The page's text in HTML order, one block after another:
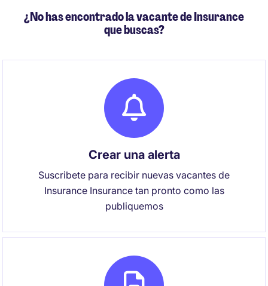
¿No has encontrado la vacante de Insurance
que buscas?
Crear una alerta
Suscribete para recibir nuevas vacantes de
Insurance Insurance tan pronto como las
publiquemos